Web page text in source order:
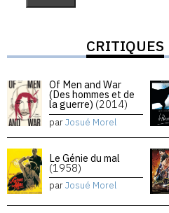
CRITIQUES
Of Men and War
(Des hommes et de
la guerre) (2014)
parJosué Morel
Le Génie du mal
(1958)
parJosué Morel